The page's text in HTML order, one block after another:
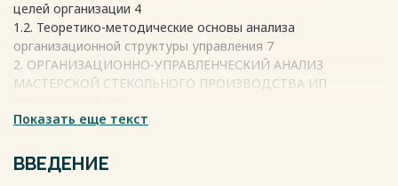
целей организации 4
1.2. Теоретико-методические основы анализа
организационной структуры управления 7
2. ОРГАНИЗАЦИОННО-УПРАВЛЕНЧЕСКИЙ АНАЛИЗ
МАСТЕРСКОЙ СТЕКОЛЬНОГО ПРОИЗВОДСТВА ИП
2.1. Анализ миссии и целей мастерской 10
12
2.3. Анализ рациональности разделения труда и разработка
Показать еще текст
ВВЕДЕНИЕ